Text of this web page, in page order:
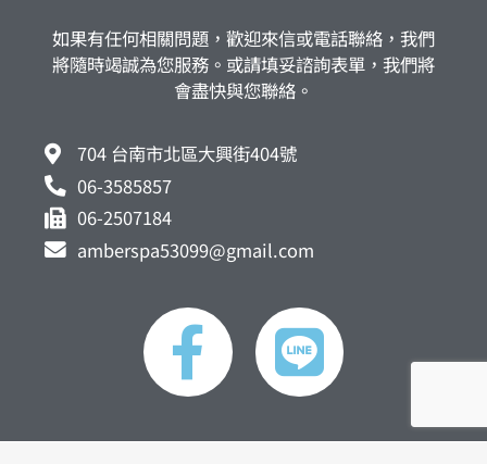
如果有任何相關問題，歡迎來信或電話聯絡，我們
將隨時竭誠為您服務。或請填妥諮詢表單，我們將
會盡快與您聯絡。
704 台南市北區大興街404號
06-3585857
06-2507184
amberspa53099@gmail.com
F
a
c
L
i
n